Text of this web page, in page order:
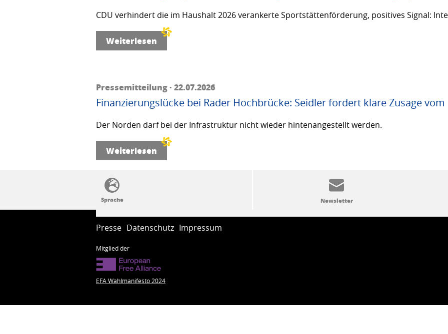
CDU verhindert die im Haushalt 2026 verankerte Sportstättenförderung, positives Signal:
Weiterlesen
Pressemitteilung · 22.07.2026
Finanzierungslücke bei Rader Hochbrücke: Seidler fordert klare Zusage vom
Der Norden darf bei der Infrastruktur nicht wieder hintenangestellt werden.
Weiterlesen
SSW-Politik von A bis Z
Presse Datenschutz Impressum
Mitglied der
EFA Wahlmanifesto 2024